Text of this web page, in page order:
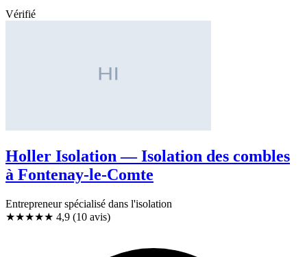
Vérifié
Holler Isolation — Isolation des combles
à Fontenay-le-Comte
Entrepreneur spécialisé dans l'isolation
★★★★★ 4,9 (10 avis)